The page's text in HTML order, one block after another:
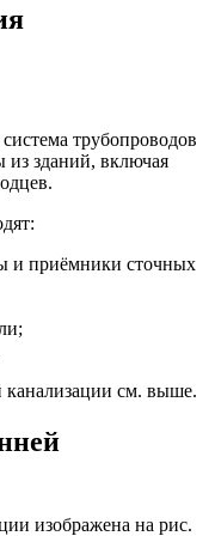
трубопроводов
из зданий, включая
и приёмники сточных
канализации см. выше.
изображена на рис.